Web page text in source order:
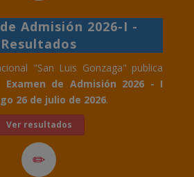
Admisión 2026-I -
Resultados
"San Luis Gonzaga" publica
Examen de Admisión 2026 - I
26 de julio de 2026.
Ver resultados